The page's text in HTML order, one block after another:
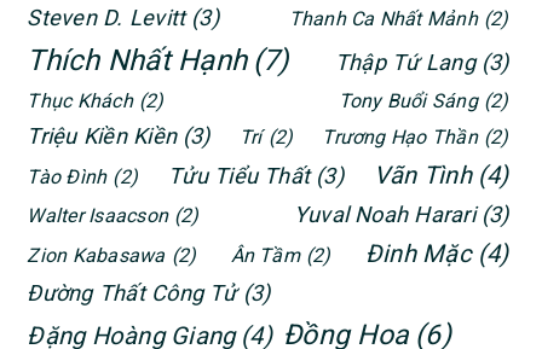
Steven D. Levitt (3) Thanh Ca Nhất Mảnh (2)
Thích Nhất Hạnh (7) Thập Tứ Lang (3)
Thục Khách (2) Tony Buổi Sáng (2)
Triệu Kiền Kiền (3) Trí (2) Trương Hạo Thần (2)
Tào Đình (2) Tửu Tiểu Thất (3) Vãn Tình (4)
Walter Isaacson (2) Yuval Noah Harari (3)
Zion Kabasawa (2) Ân Tầm (2) Đinh Mặc (4)
Đường Thất Công Tử (3)
Đặng Hoàng Giang (4) Đồng Hoa (6)